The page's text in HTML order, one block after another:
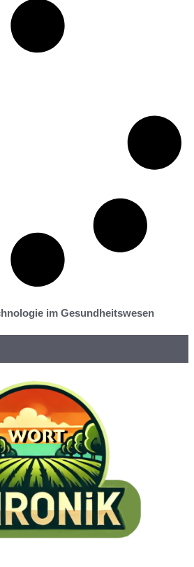
im Gesundheitswesen